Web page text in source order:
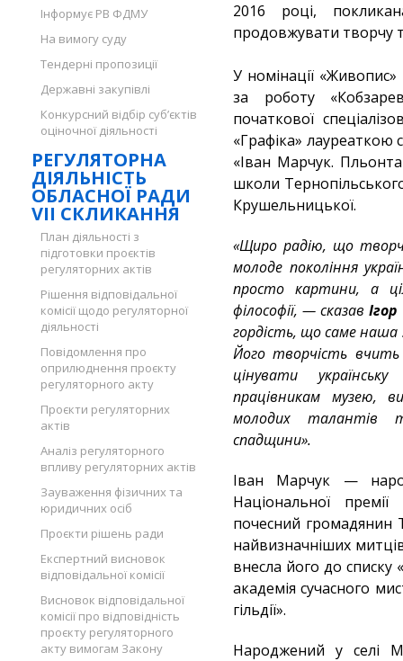
Інформує РВ ФДМУ
На вимогу суду
Тендерні пропозиції
Державні закупівлі
Конкурсний відбір суб’єктів
оціночної діяльності
РЕГУЛЯТОРНА
ДІЯЛЬНІСТЬ
ОБЛАСНОЇ РАДИ
VII СКЛИКАННЯ
План діяльності з
підготовки проєктів
регуляторних актів
Рішення відповідальної
комісії щодо регуляторної
діяльності
Повідомлення про
оприлюднення проєкту
регуляторного акту
Проєкти регуляторних
актів
Аналіз регуляторного
впливу регуляторних актів
Зауваження фізичних та
юридичних осіб
Проєкти рішень ради
Експертний висновок
відповідальної комісії
Висновок відповідальної
комісії про відповідність
проєкту регуляторного
акту вимогам Закону
2016 році,
продовжувати творчу
У номінації
за роботу
початкової
«Графіка» лауреаткою
«Іван Марчук.
школи
Крушельницької.
«Щиро радію, що
молоде покоління
просто картини, а
філософії, — сказав
гордість, що саме наша
Його творчість
цінувати
працівникам музею,
молодих талантів
спадщини».
Іван Марчук —
Національної
почесний громадянин
найвизначніших
внесла його до списку
академія сучасного
гільдії».
Народжений у селі